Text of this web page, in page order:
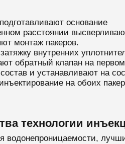
основание
расстоянии
монтаж пакеров.
внутренних
обратный клапан на
и устанавливают на
на обоих
технологии
водонепроницаемости,